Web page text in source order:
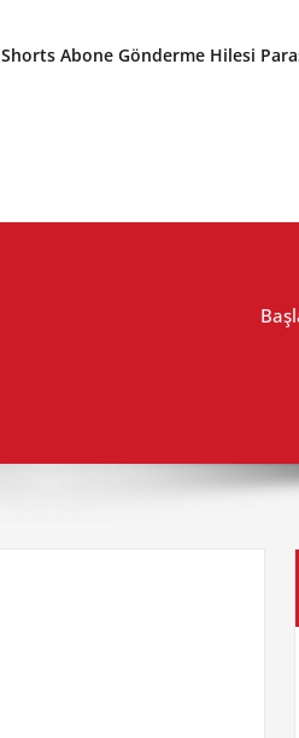
Shorts Abone Gönderme Hilesi